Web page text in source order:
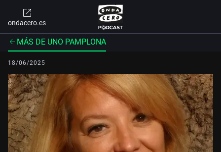
ondacero.es
MÁS DE UNO PAMPLONA
18/06/2025